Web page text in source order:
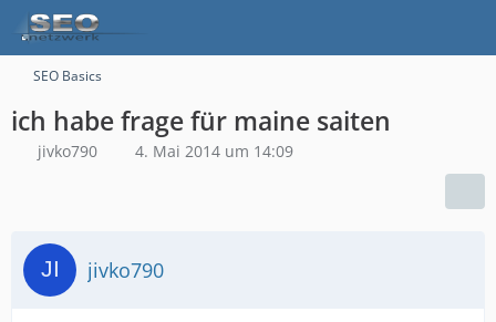
SEO Basics
ich habe frage für maine saiten
jivko790 4. Mai 2014 um 14:09
jivko790